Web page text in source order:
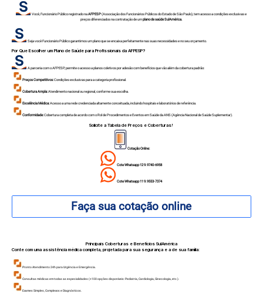
Você, Funcionário Público registrado naAFPESP(Associação dos Funcionários Públicos do Estado de São Paulo), tem acesso a condições exclusivas e
preços diferenciados na contratação de umplano de saúde SulAmérica.
Seja você Funcionário Público garantimos um plano que se encaixa perfeitamente nas suas necessidades e no seu orçamento.
Por Que Escolher um Plano de Saúde para Profissionais da AFPESP?
A parceria com o AFPESP, permite o acesso a planos coletivos por adesão com benefícios que vão além da cobertura padrão:
Preços Competitivos:Condições exclusivas para a categoria profissional.
Cobertura Ampla:Atendimento nacional ou regional, conforme sua escolha.
Excelência Médica:Acesso a uma rede credenciada altamente conceituada, incluindo hospitais e laboratórios de referência.
Conformidade:Cobertura completa de acordo com o Rol de Procedimentos e Eventos em Saúde da ANS (Agência Nacional de Saúde Suplementar).
Solicite a Tabela de Preços e Coberturas!
Cotação Online:
Cote Whatsapp 12 9.9740-6958
Cote Whatsapp 11 9.9553-7374
Faça sua cotação online
Principais Coberturas e Benefícios SulAmérica
Conte com uma assistência médica completa, projetada para sua segurança e a de sua família:
Pronto Atendimento 24h para Urgência e Emergência.
Consultas médicas em todas as especialidades (+100 opções disponíveis: Pediatria, Cardiologia, Ginecologia, etc.).
Exames Simples, Complexos e Diagnósticos.